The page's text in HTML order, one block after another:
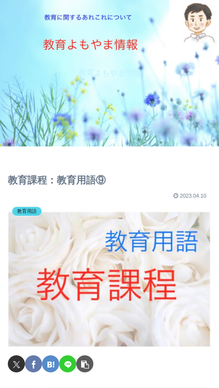
教育よもやま情報
教育課程：教育用語⑨
2023.04.10
教育用語